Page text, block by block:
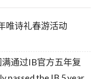
唯诗礼春游活动
通过IB官方五年复